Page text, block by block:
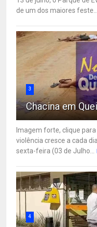
de um dos maiores feste...
3
Chacina em
Imagem forte, clique
violência cresce a cada
sexta-feira (03 de Julho...
4